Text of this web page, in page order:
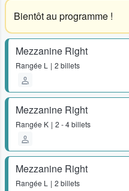
Bientôt au programme !
Mezzanine Right
Rangée L 2 billets
Mezzanine Right
Rangée K 2 - 4 billets
Mezzanine Right
Rangée L 2 billets